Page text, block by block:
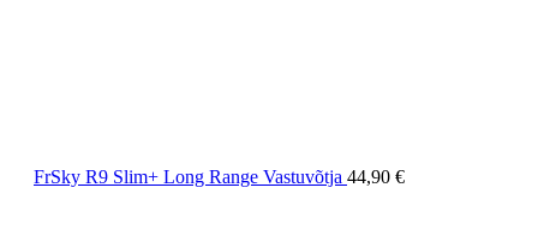
FrSky R9 Slim+ Long Range Vastuvõtja 44,90 €